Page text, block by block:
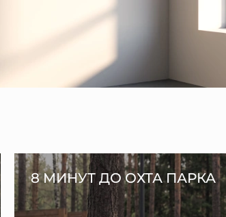
8 МИНУТ ДО ОХТА ПАРКА